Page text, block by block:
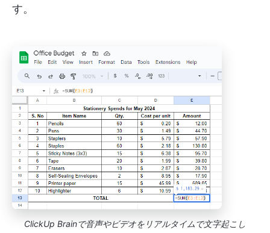
す。
ClickUp Brainで音声やビデオをリアルタイムで文字起こし